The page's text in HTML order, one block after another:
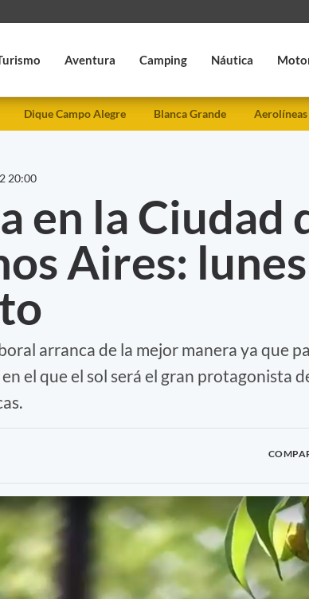
Aventura Camping Náutica
Dique Campo Alegre Blanca Grande Aerolíneas
20:00
en la Ciudad
Aires:
arranca de la mejor manera ya que
el que el sol será el gran protagonista